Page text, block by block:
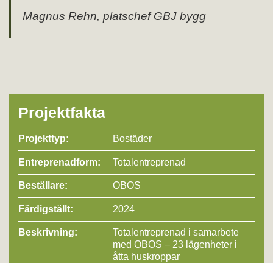
Magnus Rehn, platschef GBJ bygg
Projektfakta
Projekttyp: Bostäder
Entreprenad­form: Totalentreprenad
Beställare: OBOS
Färdigställt: 2024
Beskrivning:
Totalentreprenad i samarbete
med OBOS – 23 lägenheter i
åtta huskroppar